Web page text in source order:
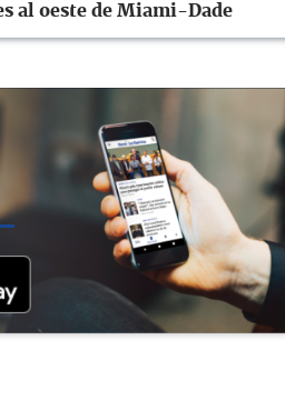
al oeste de Miami-Dade